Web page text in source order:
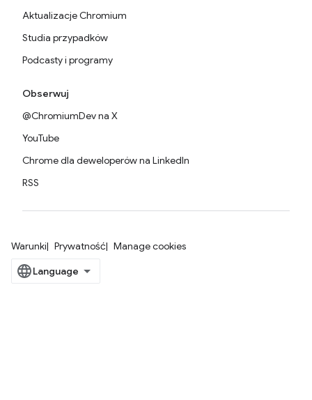
Aktualizacje Chromium
Studia przypadków
Podcasty i programy
Obserwuj
@ChromiumDev na X
YouTube
Chrome dla deweloperów na LinkedIn
RSS
Warunki Prywatność Manage cookies